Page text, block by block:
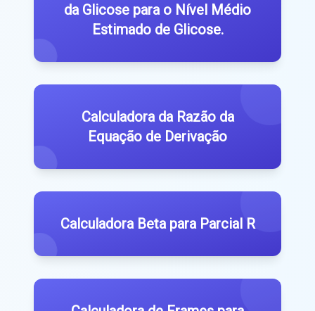
da Glicose para o Nível Médio
Estimado de Glicose.
Calculadora da Razão da
Equação de Derivação
Calculadora Beta para Parcial R